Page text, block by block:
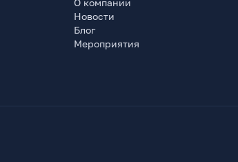
О компании
Новости
Блог
Мероприятия